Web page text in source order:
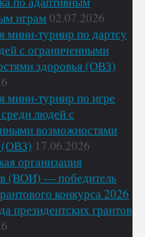
играм 02.07.2026
мини-турнир по дартсу
с ограниченными
здоровья (ОВЗ)
мини-турнир по игре
людей с
возможностями
(ОВЗ) 17.06.2026
организация
(ВОИ) — победитель
конкурса 2026
президентских грантов